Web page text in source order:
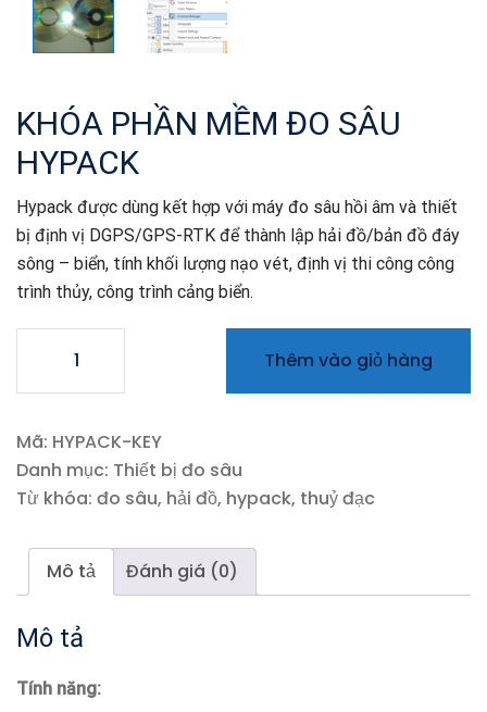
KHÓA PHẦN MỀM ĐO SÂU
HYPACK
Hypack được dùng kết hợp với máy đo sâu hồi âm và thiết
bị định vị DGPS/GPS-RTK để thành lập hải đồ/bản đồ đáy
sông – biển, tính khối lượng nạo vét, định vị thi công công
trình thủy, công trình cảng biển.
MỀM
SÂU
HYPACK
số
Thêm vào giỏ hàng
Mã: HYPACK-KEY
Danh mục: Thiết bị đo sâu
Từ khóa: đo sâu, hải đồ, hypack, thuỷ đạc
Mô tả Đánh giá (0)
Mô tả
Tính năng: